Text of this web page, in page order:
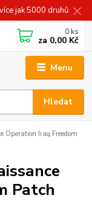
jak 5000 druhů
Menu
Hledat
0 ks
za 0,00 Kč
Operation Iraq Freedom
Patch